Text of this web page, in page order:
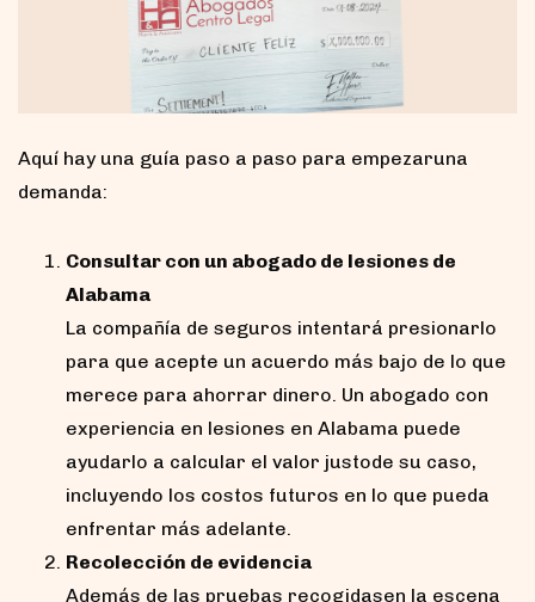
Aquí hay una guía paso a paso para empezaruna
demanda:
Consultar con un abogado de lesiones de
Alabama
La compañía de seguros intentará presionarlo
para que acepte un acuerdo más bajo de lo que
merece para ahorrar dinero. Un abogado con
experiencia en lesiones en Alabama puede
ayudarlo a calcular el valor justode su caso,
incluyendo los costos futuros en lo que pueda
enfrentar más adelante.
Recolección de evidencia
Además de las pruebas recogidasen la escena